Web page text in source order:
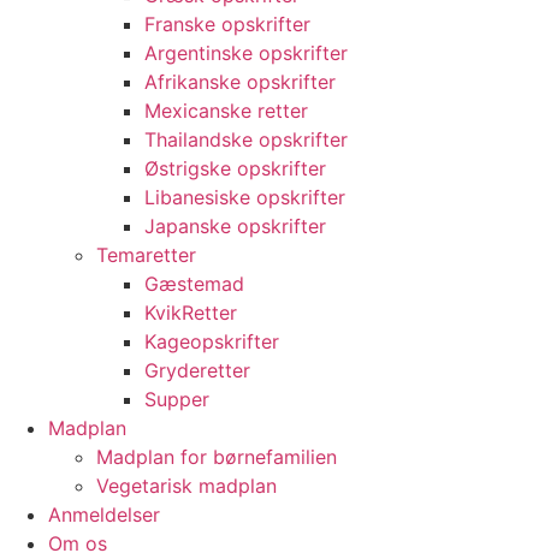
Franske opskrifter
Argentinske opskrifter
Afrikanske opskrifter
Mexicanske retter
Thailandske opskrifter
Østrigske opskrifter
Libanesiske opskrifter
Japanske opskrifter
Temaretter
Gæstemad
KvikRetter
Kageopskrifter
Gryderetter
Supper
Madplan
Madplan for børnefamilien
Vegetarisk madplan
Anmeldelser
Om os